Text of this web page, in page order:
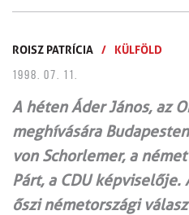
ROISZ PATRÍCIA / KÜLFÖLD
1998. 07. 11.
A héten Áder János, az
meghívására
von Schorlemer, a
Párt, a CDU
őszi németországi